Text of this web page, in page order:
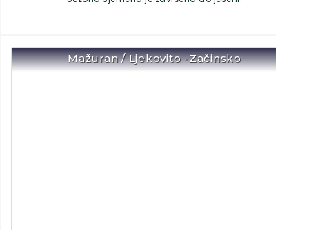
Mažuran / Ljekovito -Začinsko